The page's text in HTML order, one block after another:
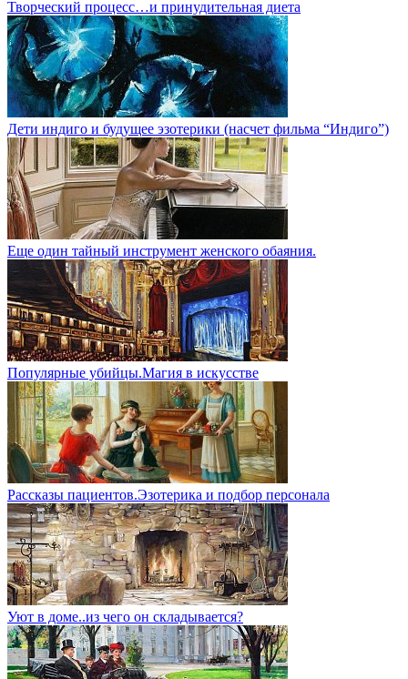
Творческий процесс…и принудительная диета
Дети индиго и будущее эзотерики (насчет фильма “Индиго”)
Еще один тайный инструмент женского обаяния.
Популярные убийцы.Магия в искусстве
Рассказы пациентов.Эзотерика и подбор персонала
Уют в доме..из чего он складывается?